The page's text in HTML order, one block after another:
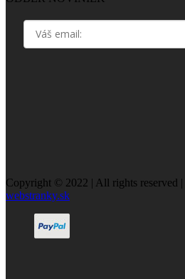
Copyright © 2022 | All rights reserved |
webstranky.sk